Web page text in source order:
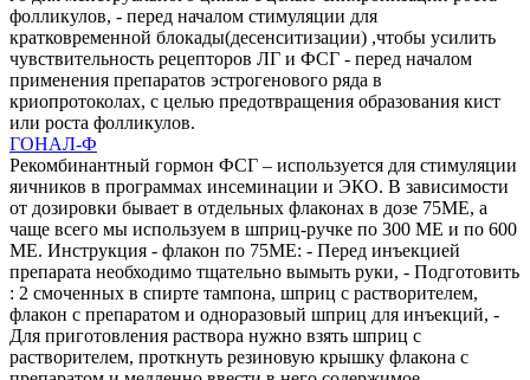
фолликулов, - перед началом стимуляции для
кратковременной блокады(десенситизации) ,чтобы усилить
чувствительность рецепторов ЛГ и ФСГ - перед началом
применения препаратов эстрогенового ряда в
криопротоколах, с целью предотвращения образования кист
или роста фолликулов.
ГОНАЛ-Ф
Рекомбинантный гормон ФСГ – используется для стимуляции
яичников в программах инсеминации и ЭКО. В зависимости
от дозировки бывает в отдельных флаконах в дозе 75МЕ, а
чаще всего мы используем в шприц-ручке по 300 МЕ и по 600
МЕ. Инструкция - флакон по 75МЕ: - Перед инъекцией
препарата необходимо тщательно вымыть руки, - Подготовить
: 2 смоченных в спирте тампона, шприц с растворителем,
флакон с препаратом и одноразовый шприц для инъекций, -
Для приготовления раствора нужно взять шприц с
растворителем, проткнуть резиновую крышку флакона с